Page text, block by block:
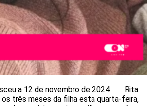
a 12 de novembro de 2024. Rita
os três meses da filha esta quarta-feira,